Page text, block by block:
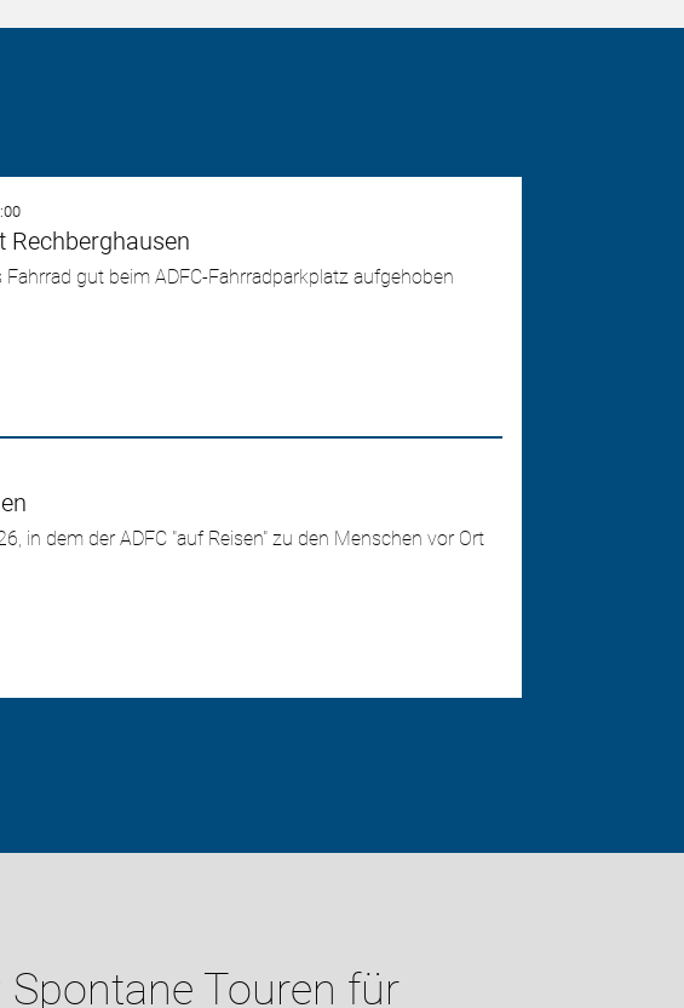
gut beim ADFC-Fahrradparkplatz aufgehoben
in dem der ADFC "auf Reisen" zu den Menschen vor Ort
Spontane Touren für